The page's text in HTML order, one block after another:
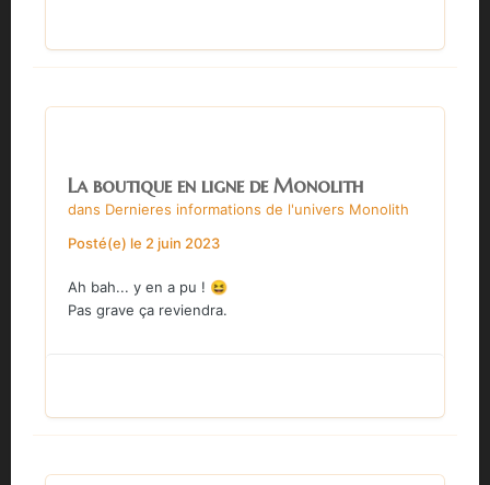
La boutique en ligne de Monolith
dans Dernieres informations de l'univers Monolith
Posté(e) le 2 juin 2023
Ah bah... y en a pu ! 😆
Pas grave ça reviendra.